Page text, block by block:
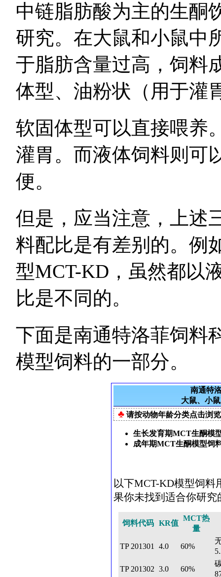
中链脂肪酸为主的生酮
研究。在大鼠和小鼠中
于脂肪含量过高，饲料
体型、油粉状（用于灌
软固体型可以直接喂养
灌胃。而液体饲料则可
便。
但是，应当注意，上述
料配比是有差别的。例
型MCT-KD，虽然都以
比是不同的。
下面是南通特洛菲饲料
模型饲料的一部分。
南通特
大鼠、小
♣ 请按动物年龄分类点击浏览
生长发育期MCT生酮模
成年期MCT生酮模型饲
以下MCT-KD模型饲料
果你未找到适合你研
饲料代码 KR值
MCT热
量
TP 201301 4.0 60%
TP 201302 3.0 60%